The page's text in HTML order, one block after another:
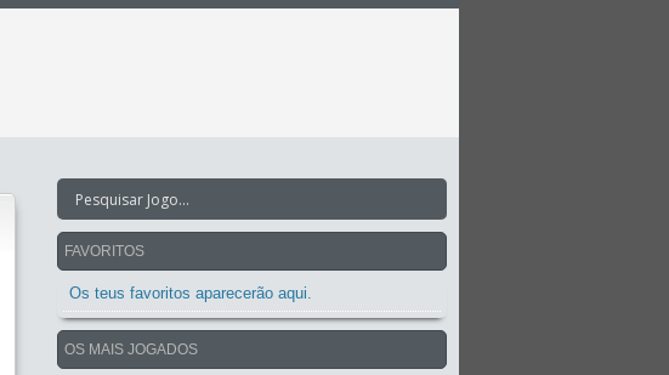
FAVORITOS
Os teus favoritos aparecerão aqui.
OS MAIS JOGADOS